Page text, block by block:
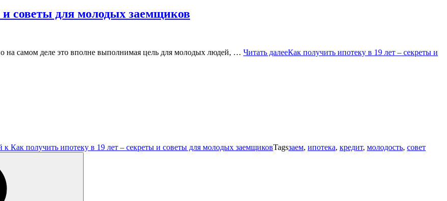
советы для молодых заемщиков
на самом деле это вполне выполнимая цель для молодых людей, … Читать далееКак получить ипотеку в 19 лет – секреты и
к Как получить ипотеку в 19 лет – секреты и советы для молодых заемщиковTagsзаем, ипотека, кредит, молодость, совет